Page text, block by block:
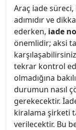
Araç iade
adımıdır ve
ederken, iade
önemlidir; aksi
tekrar kontrol
olmadığına
durumun nasıl
gerekecektir.
kiralama şirketi
verilecektir. Bu